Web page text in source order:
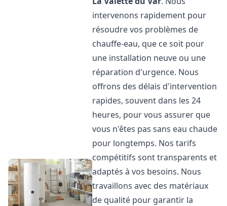
intervenons rapidement pour
résoudre vos problèmes de
chauffe-eau, que ce soit pour
une installation neuve ou une
réparation d'urgence. Nous
offrons des délais d'intervention
rapides, souvent dans les 24
heures, pour vous assurer que
vous n'êtes pas sans eau chaude
pour longtemps. Nos tarifs
compétitifs sont transparents et
adaptés à vos besoins. Nous
travaillons avec des matériaux
de qualité pour garantir la